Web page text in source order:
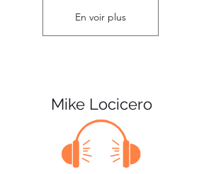
En voir plus
Mike Locicero